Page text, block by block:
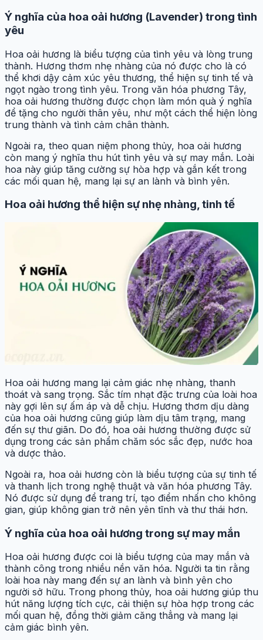
Ý nghĩa của hoa oải hương (Lavender) trong tình
yêu
Hoa oải hương là biểu tượng của tình yêu và lòng trung
thành. Hương thơm nhẹ nhàng của nó được cho là có
thể khơi dậy cảm xúc yêu thương, thể hiện sự tinh tế và
ngọt ngào trong tình yêu. Trong văn hóa phương Tây,
hoa oải hương thường được chọn làm món quà ý nghĩa
để tặng cho người thân yêu, như một cách thể hiện lòng
trung thành và tình cảm chân thành.
Ngoài ra, theo quan niệm phong thủy, hoa oải hương
còn mang ý nghĩa thu hút tình yêu và sự may mắn. Loài
hoa này giúp tăng cường sự hòa hợp và gắn kết trong
các mối quan hệ, mang lại sự an lành và bình yên.
Hoa oải hương thể hiện sự nhẹ nhàng, tinh tế
Hoa oải hương mang lại cảm giác nhẹ nhàng, thanh
thoát và sang trọng. Sắc tím nhạt đặc trưng của loài hoa
này gợi lên sự ấm áp và dễ chịu. Hương thơm dịu dàng
của hoa oải hương cũng giúp làm dịu tâm trạng, mang
đến sự thư giãn. Do đó, hoa oải hương thường được sử
dụng trong các sản phẩm chăm sóc sắc đẹp, nước hoa
và dược thảo.
Ngoài ra, hoa oải hương còn là biểu tượng của sự tinh tế
và thanh lịch trong nghệ thuật và văn hóa phương Tây.
Nó được sử dụng để trang trí, tạo điểm nhấn cho không
gian, giúp không gian trở nên yên tĩnh và thư thái hơn.
Ý nghĩa của hoa oải hương trong sự may mắn
Hoa oải hương được coi là biểu tượng của may mắn và
thành công trong nhiều nền văn hóa. Người ta tin rằng
loài hoa này mang đến sự an lành và bình yên cho
người sở hữu. Trong phong thủy, hoa oải hương giúp thu
hút năng lượng tích cực, cải thiện sự hòa hợp trong các
mối quan hệ, đồng thời giảm căng thẳng và mang lại
cảm giác bình yên.